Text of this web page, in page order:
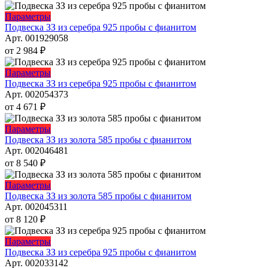
товара.
вариаций.
Опции
можно
выбрать
странице
товара.
ПараметрыЭтот
товар
имеет
вариаций.
Опции
можно
выбрать
странице
товара.
Подвеска ЗЗ из серебра 925 пробы с фианитом
Арт. 001929058
от 2 984 ₽
ПараметрыЭтот
товар
имеет
вариаций.
Опции
можно
выбрать
странице
товара.
Подвеска ЗЗ из серебра 925 пробы с фианитом
Арт. 002054373
от 4 671 ₽
ПараметрыЭтот
товар
имеет
вариаций.
Опции
можно
выбрать
странице
товара.
Подвеска ЗЗ из золота 585 пробы с фианитом
Арт. 002046481
от 8 540 ₽
ПараметрыЭтот
товар
имеет
вариаций.
Опции
можно
выбрать
Подвеска ЗЗ из золота 585 пробы с фианитом
Арт. 002045311
от 8 120 ₽
ПараметрыЭтот
товар
имеет
Подвеска ЗЗ из серебра 925 пробы с фианитом
Арт. 002033142